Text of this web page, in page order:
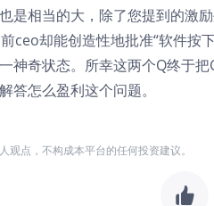
是相当的大，除了您提到的激
ceo却能创造性地批准“软件按
神奇状态。所幸这两个Q终于
答怎么盈利这个问题。
点，不构成本平台的任何投资建议。